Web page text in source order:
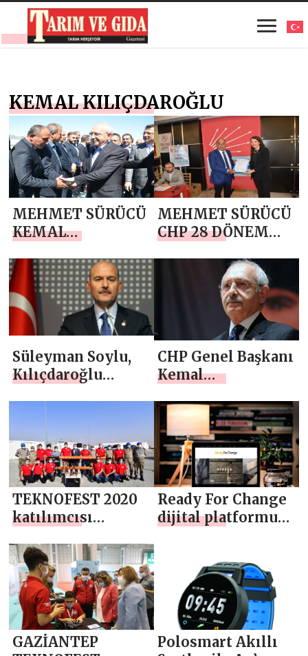
KEMAL KILIÇDAROĞLU
MEHMET SÜRÜCÜ
KEMAL
HAVALİMANINDA
KARŞILADI
MEHMET SÜRÜCÜ
CHP 28 DÖNEM
MİLLETVEKİLİ
ADAY ADAYI
MÜRACAATINI
YAPTI
Süleyman Soylu,
Kılıçdaroğlu
duyurusunda
bulunacağını
açıkladı
CHP Genel Başkanı
Kemal
Cumhurbaşkanı
adayı olup
olmayacağına
yanıt verdi
TEKNOFEST 2020
katılımcısı
savunma
alanındaki
projelerini Bab’da
tanıttı
Ready For Change
dijital platformu
GAZİANTEP
Polosmart Akıllı